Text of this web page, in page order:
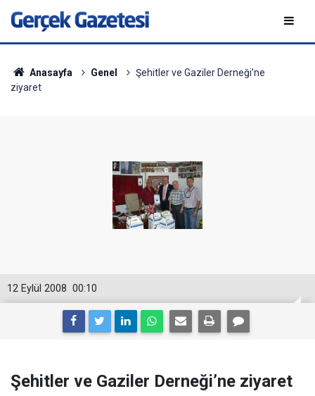
Anasayfa Genel
Şehitler ve Gaziler Derneği’ne
ziyaret
00:10
12 Eylül 2008
Şehitler ve Gaziler Derneği’ne ziyaret